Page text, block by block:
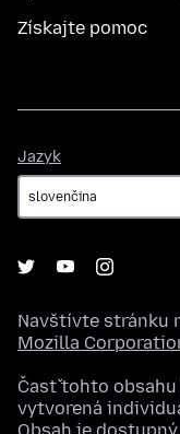
Získajte pomoc
Jazyk
Navštívte stránku
Mozilla
Časť tohto
vytvorená